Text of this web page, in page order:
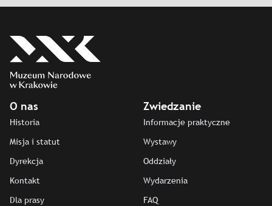
O nas
Historia
Misja i statut
Dyrekcja
Kontakt
Dla prasy
Zwiedzanie
Informacje praktyczne
Wystawy
Oddziały
Wydarzenia
FAQ